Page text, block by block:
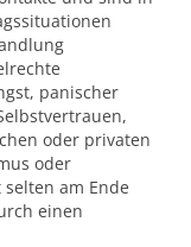
panischer
oder privaten
oder
am Ende
einen